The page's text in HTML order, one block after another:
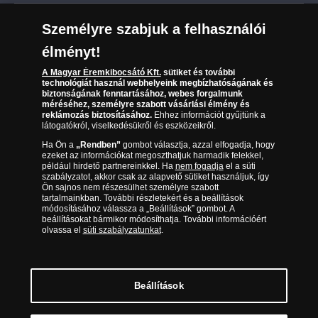
Kézbesítés
Reklamáció
Visszaküldés
Elállási űrlap
Karrier
Sütik (cookies) használata
Süti (cookies)Beállítások
Társaságunkról
Az érmék és érmek ára és értéke
Gyakran ismételt kérdések
Adatkezelés
06 80 888 889
(díjmentesen hívható hétfőtől csütörtökig 9.00 és 17.00
óra között, péntekenként 9.00 és 15.00 óra között)
Magyar Éremkibocsátó Kft. 1134 Budapest, Váci út 33. Cégjegyzékszám: 01-09-
957944, Adószám: 23275395-2-41 A Társaság a Magyar Kereskedelmi
Személyre szabjuk a felhasználói
élményt!
A Magyar Éremkibocsátó Kft.sütiket és további
technológiát használ webhelyeink megbízhatóságának és
biztonságának fenntartásához, webes forgalmunk
méréséhez, személyre szabott vásárlási élmény és
reklámozás biztosításához.Ehhez információt gyűjtünk a
látogatókról, viselkedésükről és eszközeikről.
Ha Ön a „Rendben”gombot választja, azzal elfogadja, hogy
ezeket az információkat megoszthatjuk harmadik felekkel,
például hirdető partnereinkkel. Ha nem fogadjael a süti
szabályzatot, akkor csak az alapvető sütiket használjuk, így
Ön sajnos nem részesülhet személyre szabott
tartalmainkban. További részletekért és a beállítások
módosításához válassza a „Beállítások” gombot. A
beállításokat bármikor módosíthatja. További információért
olvassa el süti szabályzatunkat.
Beállítások